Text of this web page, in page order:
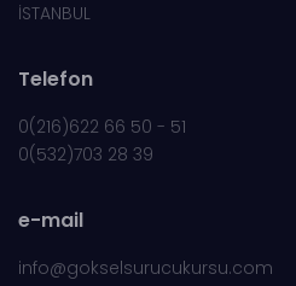
İSTANBUL
Telefon
0(216)622 66 50 - 51
0(532)703 28 39
e-mail
info@gokselsurucukursu.com